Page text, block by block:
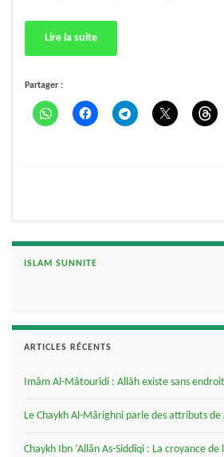
Lire la suite
Partager :
ISLAM SUNNITE
ARTICLES RÉCENTS
Imâm Al-Mâtourîdi : Allâh existe sans endroit
Le Chaykh Al-Mârighni parle des attributs de
Chaykh Ibn ‘Allân As-Siddîqi : La croyance